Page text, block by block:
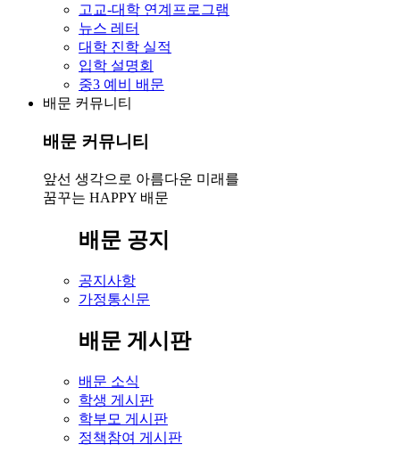
고교-대학 연계프로그램
뉴스 레터
대학 진학 실적
입학 설명회
중3 예비 배문
배문 커뮤니티
배문 커뮤니티
앞선 생각으로 아름다운 미래를
꿈꾸는 HAPPY 배문
배문 공지
공지사항
가정통신문
배문 게시판
배문 소식
학생 게시판
학부모 게시판
정책참여 게시판